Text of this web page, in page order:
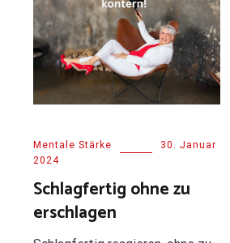
Mentale Stärke
30. Januar
2024
Schlagfertig ohne zu
erschlagen